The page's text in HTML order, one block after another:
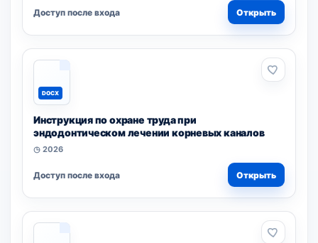
Доступ после входа Открыть
DOCX
Инструкция по охране труда при
эндодонтическом лечении корневых каналов
◷ 2026
Доступ после входа Открыть